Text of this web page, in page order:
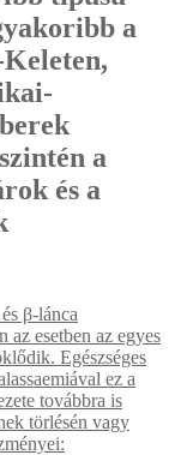
a
a
és a
β-lánca
az esetben az egyes
Egészséges
ez a
továbbra is
törlésén vagy